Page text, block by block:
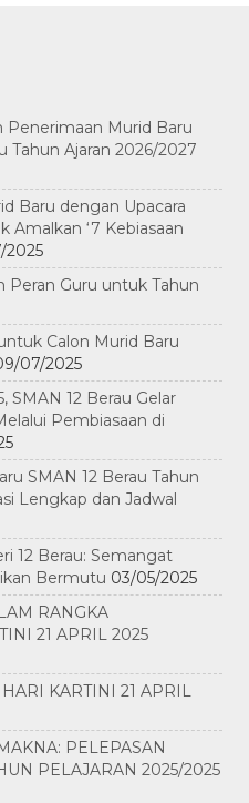
Penerimaan Murid Baru
Tahun Ajaran 2026/2027
Baru dengan Upacara
Amalkan ‘7 Kebiasaan
2025
Peran Guru untuk Tahun
Calon Murid Baru
07/2025
SMAN 12 Berau Gelar
Pembiasaan di
SMAN 12 Berau Tahun
Lengkap dan Jadwal
12 Berau: Semangat
Bermutu 03/05/2025
RANGKA
21 APRIL 2025
KARTINI 21 APRIL
PELEPASAN
PELAJARAN 2025/2025